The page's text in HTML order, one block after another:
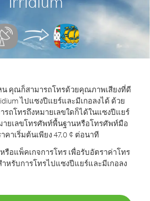
คุณก็สามารถโทรด้วยคุณภาพเสียงที่ดี
ไปแซงปีแยร์และมีเกอลงได้ ด้วย
ถโทรถึงหมายเลขใดก็ได้ในแซงปีแยร์
ายเลขโทรศัพท์พื้นฐานหรือโทรศัพท์มือ
คาเริ่มต้นเพียง 47.0 ¢ ต่อนาที
รือแพ็คเกจการโทร เพื่อรับอัตราค่าโทร
หรับการโทรไปแซงปีแยร์และมีเกอลง